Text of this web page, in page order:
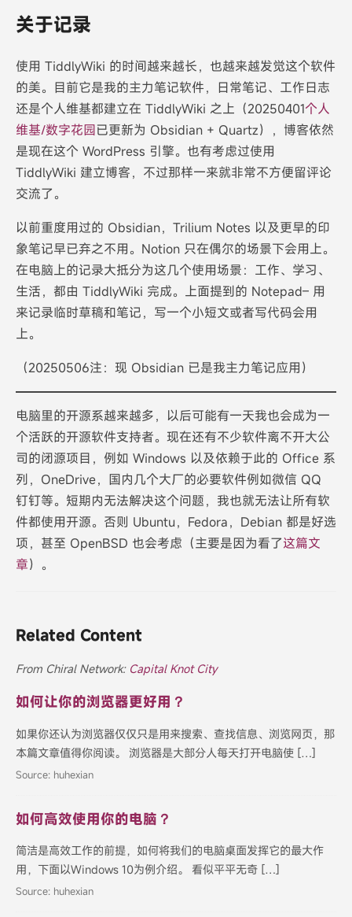
关于记录
使用 TiddlyWiki 的时间越来越长，也越来越发觉这个软件
的美。目前它是我的主力笔记软件，日常笔记、工作日志
还是个人维基都建立在 TiddlyWiki 之上（20250401个人
维基/数字花园已更新为 Obsidian + Quartz），博客依然
是现在这个 WordPress 引擎。也有考虑过使用
TiddlyWiki 建立博客，不过那样一来就非常不方便留评论
交流了。
以前重度用过的 Obsidian，Trilium Notes 以及更早的印
象笔记早已弃之不用。Notion 只在偶尔的场景下会用上。
在电脑上的记录大抵分为这几个使用场景：工作、学习、
生活，都由 TiddlyWiki 完成。上面提到的 Notepad– 用
来记录临时草稿和笔记，写一个小短文或者写代码会用
上。
（20250506注：现 Obsidian 已是我主力笔记应用）
电脑里的开源系越来越多，以后可能有一天我也会成为一
个活跃的开源软件支持者。现在还有不少软件离不开大公
司的闭源项目，例如 Windows 以及依赖于此的 Office 系
列，OneDrive，国内几个大厂的必要软件例如微信 QQ
钉钉等。短期内无法解决这个问题，我也就无法让所有软
件都使用开源。否则 Ubuntu，Fedora，Debian 都是好选
项，甚至 OpenBSD 也会考虑（主要是因为看了这篇文
章）。
Related Content
From Chiral Network: Capital Knot City
如何让你的浏览器更好用？
如果你还认为浏览器仅仅只是用来搜索、查找信息、浏览网页，那
本篇文章值得你阅读。 浏览器是大部分人每天打开电脑使 […]
Source: huhexian
如何高效使用你的电脑？
简洁是高效工作的前提，如何将我们的电脑桌面发挥它的最大作
用，下面以Windows 10为例介绍。 看似平平无奇 […]
Source: huhexian